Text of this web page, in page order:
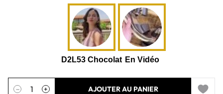
Quantité
− + AJOUTER AU PANIER